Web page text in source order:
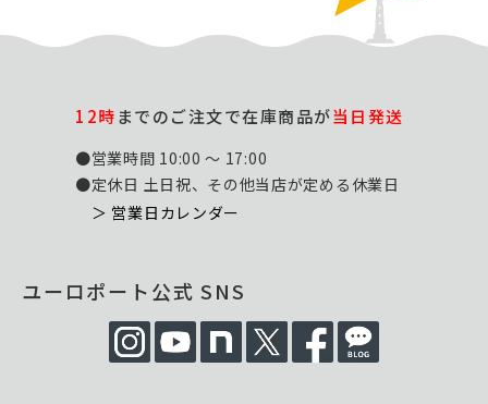
12時までのご注文で在庫商品が当日発送
●営業時間 10:00 ～ 17:00
●定休日 土日祝、その他当店が定める休業日
＞ 営業日カレンダー
ユーロポート公式 SNS